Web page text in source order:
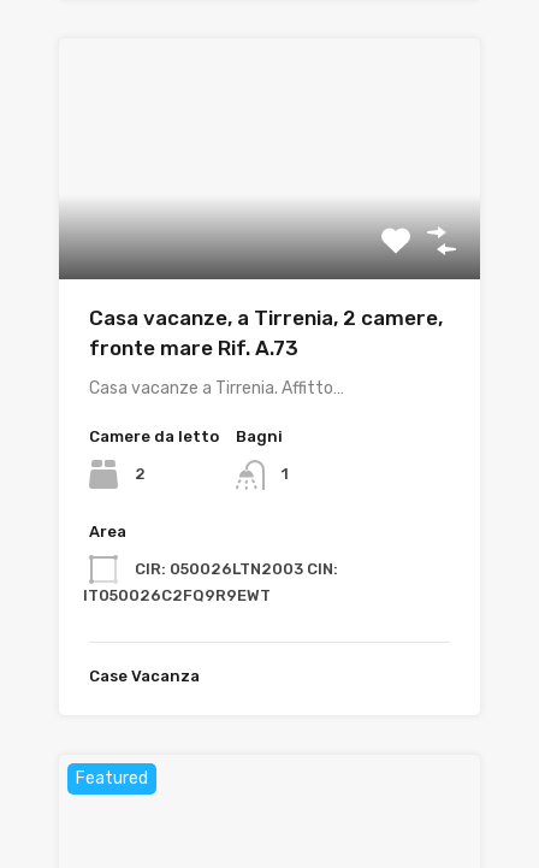
Casa vacanze, a Tirrenia, 2 camere,
fronte mare Rif. A.73
Casa vacanze a Tirrenia. Affitto…
Camere da letto
2
Bagni
1
Area
CIR: 050026LTN2003 CIN:
IT050026C2FQ9R9EWT
Case Vacanza
Featured